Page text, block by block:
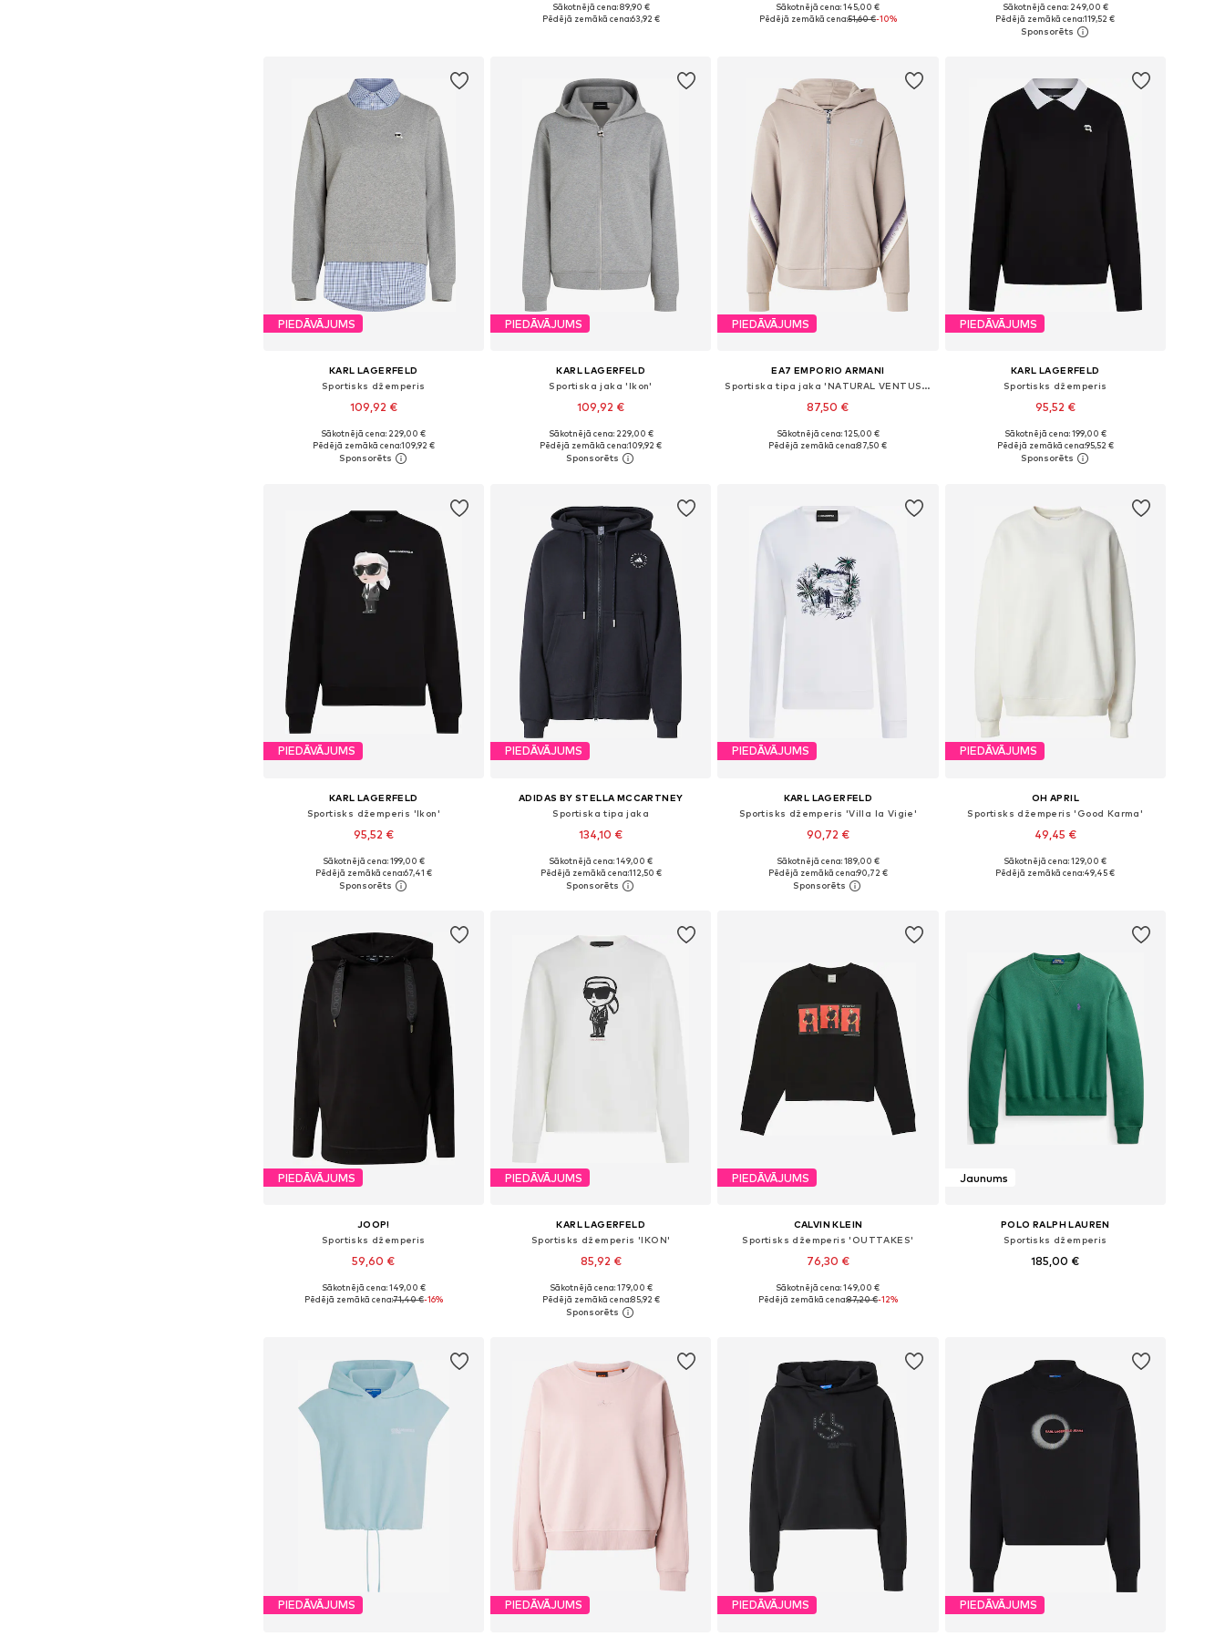
Pieejamie izmēri: XS, S, M, L, XL
Sākotnējā cena: 89,90 €
Pēdējā zemākā cena:63,92 €
Pieejamie izmēri: XS, M, L, XL
Sākotnējā cena: 145,00 €
Pēdējā zemākā cena:51,60 €-10%
Pieejamie izmēri: XS, S, M, L, XL
Pievienot grozam
Sākotnējā cena: 249,00 €
Pēdējā zemākā cena:119,52 €
PIEDĀVĀJUMS
KARL LAGERFELD
Sportisks džemperis
109,92 €
Pieejamie izmēri: XS, S, M, L, XL
Pievienot grozam
Sākotnējā cena: 229,00 €
Pēdējā zemākā cena:109,92 €
PIEDĀVĀJUMS
KARL LAGERFELD
Sportiska jaka 'Ikon'
109,92 €
Pieejamie izmēri: XS, S, M, L, XL
Pievienot grozam
Sākotnējā cena: 229,00 €
Pēdējā zemākā cena:109,92 €
PIEDĀVĀJUMS
EA7 EMPORIO ARMANI
Sportiska tipa jaka 'NATURAL VENTUS 7'
87,50 €
Pieejamie izmēri: S, M, L, XL
Sākotnējā cena: 125,00 €
Pēdējā zemākā cena:87,50 €
PIEDĀVĀJUMS
KARL LAGERFELD
Sportisks džemperis
95,52 €
Pieejamie izmēri: XS, S, M, L, XL
Pievienot grozam
Sākotnējā cena: 199,00 €
Pēdējā zemākā cena:95,52 €
PIEDĀVĀJUMS
KARL LAGERFELD
Sportisks džemperis 'Ikon'
95,52 €
Pieejamie izmēri: XS, S, M, L, XL
Pievienot grozam
Sākotnējā cena: 199,00 €
Pēdējā zemākā cena:67,41 €
PIEDĀVĀJUMS
ADIDAS BY STELLA MCCARTNEY
Sportiska tipa jaka
134,10 €
Pievienot grozam
Sākotnējā cena: 149,00 €
Pēdējā zemākā cena:112,50 €
PIEDĀVĀJUMS
KARL LAGERFELD
Sportisks džemperis 'Villa la Vigie'
90,72 €
Pieejamie izmēri: XS, S, M, L, XL, XXL
Pievienot grozam
Sākotnējā cena: 189,00 €
Pēdējā zemākā cena:90,72 €
PIEDĀVĀJUMS
OH APRIL
Sportisks džemperis 'Good Karma'
49,45 €
Pieejamie izmēri: XS, S, M, L, XL
Sākotnējā cena: 129,00 €
Pēdējā zemākā cena:49,45 €
PIEDĀVĀJUMS
JOOP!
Sportisks džemperis
59,60 €
+1
Pieejamie izmēri: XXS, XS, S, M, XL, XXL
Sākotnējā cena: 149,00 €
Pēdējā zemākā cena:71,40 €-16%
PIEDĀVĀJUMS
KARL LAGERFELD
Sportisks džemperis 'IKON'
85,92 €
Pieejamie izmēri: XS, S, M, L, XL
Pievienot grozam
Sākotnējā cena: 179,00 €
Pēdējā zemākā cena:85,92 €
PIEDĀVĀJUMS
CALVIN KLEIN
Sportisks džemperis 'OUTTAKES'
76,30 €
Pieejamie izmēri: XS, S, M, L, XL
Sākotnējā cena: 149,00 €
Pēdējā zemākā cena:87,20 €-12%
Jaunums
POLO RALPH LAUREN
Sportisks džemperis
185,00 €
PIEDĀVĀJUMS PIEDĀVĀJUMS PIEDĀVĀJUMS PIEDĀVĀJUMS